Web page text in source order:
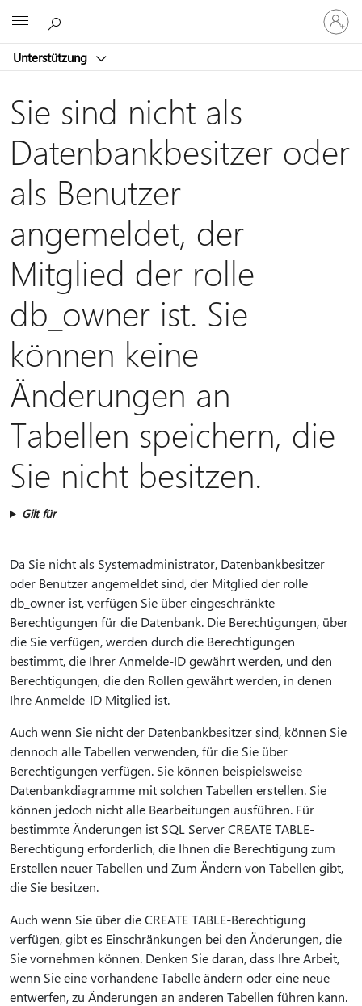
Unterstützung
Bei
Ihrem
Konto
Sie sind nicht als
Datenbankbesitzer oder
als Benutzer
angemeldet, der
Mitglied der rolle
db_owner ist. Sie
können keine
Änderungen an
Tabellen speichern, die
Sie nicht besitzen.
Gilt für
Da Sie nicht als Systemadministrator, Datenbankbesitzer
oder Benutzer angemeldet sind, der Mitglied der rolle
db_owner ist, verfügen Sie über eingeschränkte
Berechtigungen für die Datenbank. Die Berechtigungen, über
die Sie verfügen, werden durch die Berechtigungen
bestimmt, die Ihrer Anmelde-ID gewährt werden, und den
Berechtigungen, die den Rollen gewährt werden, in denen
Ihre Anmelde-ID Mitglied ist.
Auch wenn Sie nicht der Datenbankbesitzer sind, können Sie
dennoch alle Tabellen verwenden, für die Sie über
Berechtigungen verfügen. Sie können beispielsweise
Datenbankdiagramme mit solchen Tabellen erstellen. Sie
können jedoch nicht alle Bearbeitungen ausführen. Für
bestimmte Änderungen ist SQL Server CREATE TABLE-
Berechtigung erforderlich, die Ihnen die Berechtigung zum
Erstellen neuer Tabellen und Zum Ändern von Tabellen gibt,
die Sie besitzen.
Auch wenn Sie über die CREATE TABLE-Berechtigung
verfügen, gibt es Einschränkungen bei den Änderungen, die
Sie vornehmen können. Denken Sie daran, dass Ihre Arbeit,
wenn Sie eine vorhandene Tabelle ändern oder eine neue
entwerfen, zu Änderungen an anderen Tabellen führen kann.